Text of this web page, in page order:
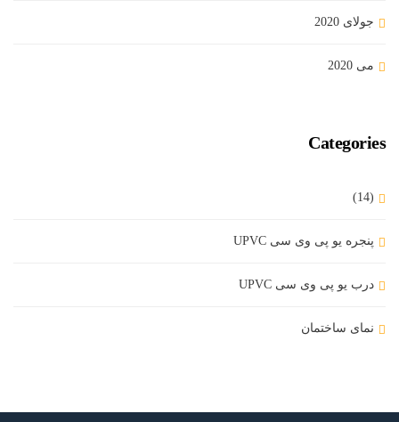
جولای 2020
می 2020
Categories
(14)
پنجره یو پی وی سی UPVC
درب یو پی وی سی UPVC
نمای ساختمان